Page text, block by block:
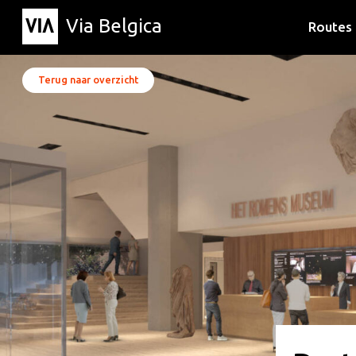
Via Belgica Routes
Terug naar overzicht